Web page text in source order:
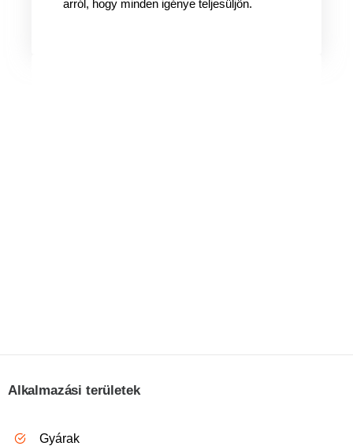
arról, hogy minden igénye teljesüljön.
Alkalmazási területek
Gyárak